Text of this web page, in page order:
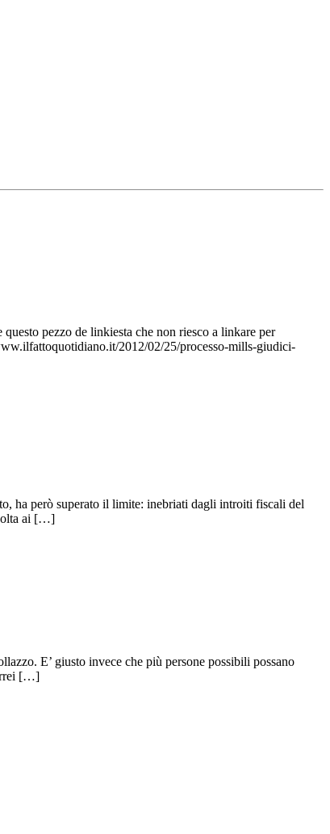
pezzo de linkiesta che non riesco a linkare per
2012/02/25/processo-mills-giudici-
ha però superato il limite: inebriati dagli introiti fiscali del
ai […]
E’ giusto invece che più persone possibili possano
[…]